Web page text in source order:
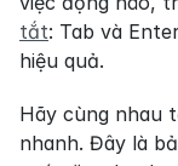
tắt: Tab và
hiệu quả.
Hãy cùng nhau
nhanh. Đây là